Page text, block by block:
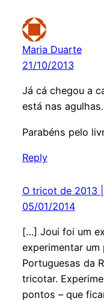
Maria Duarte
21/10/2013
Já cá chegou a
está nas agulhas.
Parabéns pelo
Reply
O tricot de 2013
05/01/2014
[…] Joui foi um
experimentar um
Portuguesas da
tricotar.
pontos – que